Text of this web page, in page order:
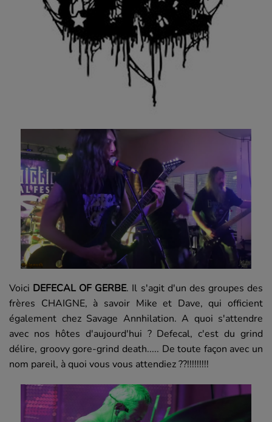
Voici DEFECAL OF GERBE. Il s'agit d'un des groupes des
frères CHAIGNE, à savoir Mike et Dave, qui officient
également chez Savage Annhilation. A quoi s'attendre
avec nos hôtes d'aujourd'hui ? Defecal, c'est du grind
délire, groovy gore-grind death..... De toute façon avec un
nom pareil, à quoi vous vous attendiez ??!!!!!!!!!